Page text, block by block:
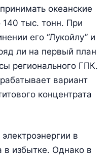
океанские
тыс. тонн. При
его “Лукойлу” и
ли на первый план
регионального ГПК.
вариант
концентрата
в
в избытке. Однако в